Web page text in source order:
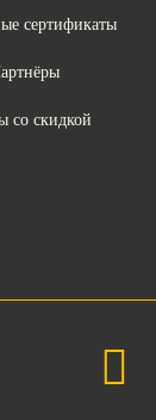
сертификаты
со скидкой